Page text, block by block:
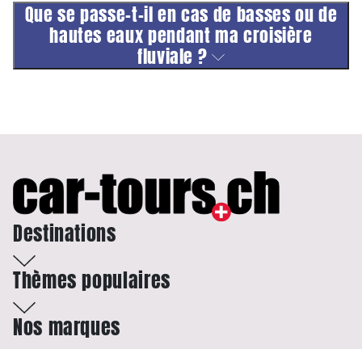
Que se passe-t-il en cas de basses ou de
hautes eaux pendant ma croisière
fluviale ?
Destinations
Thèmes populaires
Nos marques